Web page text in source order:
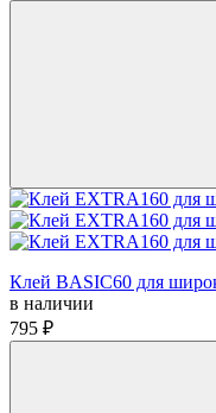
Клей BASIC60 для
в наличии
795 ₽